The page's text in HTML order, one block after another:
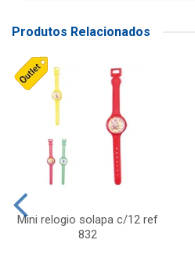
Produtos Relacionados
Mini relogio solapa c/12 ref
832